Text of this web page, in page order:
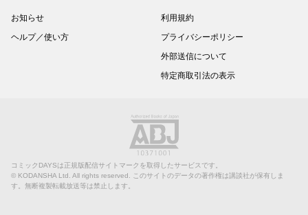
お知らせ
ヘルプ／使い方
利用規約
プライバシーポリシー
外部送信について
特定商取引法の表示
コミックDAYSは正規版配信サイトマークを取得したサービスです。
© KODANSHA Ltd. All rights reserved. このサイトのデータの著作権は講談社が保有しま
す。無断複製転載放送等は禁止します。